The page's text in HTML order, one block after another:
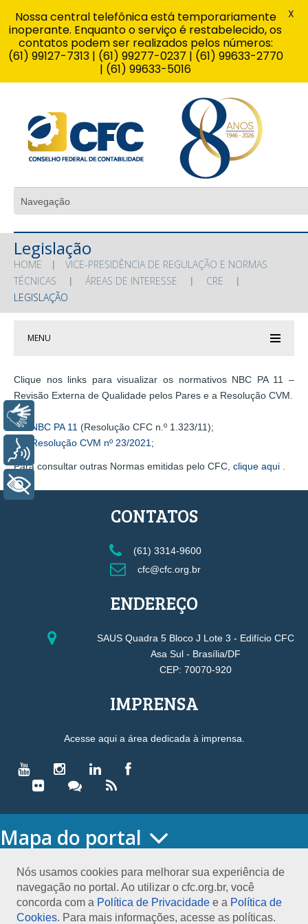
Legislação
HOME
VICE-PRESIDÊNCIA DE REGULAÇÃO E NORMAS
TÉCNICAS
ÁREAS DE INTERESSE
CRE
LEGISLAÇÃO
MENU
Clique nos links para visualizar os normativos NBC PA 11 –
Revisão Externa de Qualidade pelos Pares e a Resolução CVM.
NBC PA 11 (Resolução CFC n.º 1.323/11);
Resolução CVM nº 23/2021 ;
Para consultar outras Normas emitidas pelo CFC, clique aqui
Nós usamos cookies para melhorar sua experiência de
navegação no portal. Ao utilizar o cfc.org.br, você
concorda com a Política de Privacidade e a Política de
Cookies. Para mais informações, acesse as políticas.
CONTATOS
(61) 3314-9600
cfc@cfc.org.br
ENDEREÇO
SAUS Quadra 5 Bloco J Lote 3 - Edifício CFC
Asa Sul - Brasília/DF
CEP: 70070-920
IMPRENSA
Acesse aqui a área dedicada à imprensa.
Mapa do portal
O CONSELHO
Conselho Diretor
Nossa Sede
Planejamento
Nossa central telefônica está temporariamente
inoperante. Enquanto o serviço é restabelecido, os
contatos podem ser realizados pelos números:
(61) 99127-7313 | (61) 99277-0237 | (61) 99633-2770
| (61) 99633-5016
X
Voz